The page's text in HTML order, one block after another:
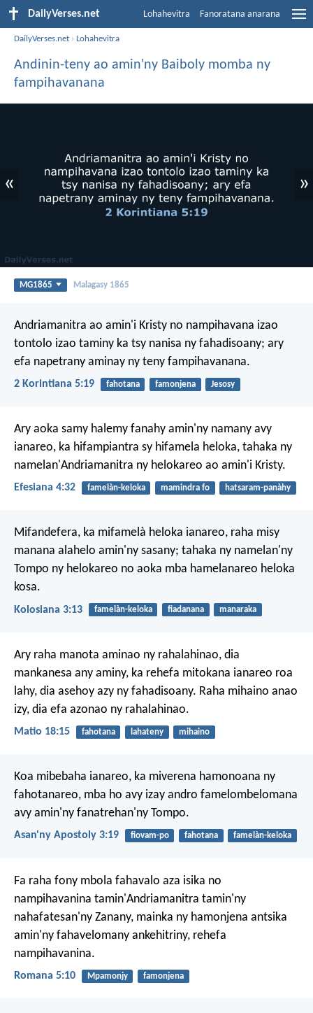
DailyVerses.net Lohahevitra Fanoratana anarana
DailyVerses.net ›Lohahevitra
Andinin-teny ao amin'ny Baiboly momba ny
fampihavanana
« »
MG1865 Malagasy 1865
Andriamanitra ao amin'i Kristy no nampihavana izao
tontolo izao taminy ka tsy nanisa ny fahadisoany; ary
efa napetrany aminay ny teny fampihavanana.
2 Korintiana 5:19 fahotana famonjena Jesosy
Ary aoka samy halemy fanahy amin'ny namany avy
ianareo, ka hifampiantra sy hifamela heloka, tahaka ny
namelan'Andriamanitra ny helokareo ao amin'i Kristy.
Efesiana 4:32 famelàn-keloka mamindra fo hatsaram-panàhy
Mifandefera, ka mifamelà heloka ianareo, raha misy
manana alahelo amin'ny sasany; tahaka ny namelan'ny
Tompo ny helokareo no aoka mba hamelanareo heloka
kosa.
Kolosiana 3:13 famelàn-keloka fiadanana manaraka
Ary raha manota aminao ny rahalahinao, dia
mankanesa any aminy, ka rehefa mitokana ianareo roa
lahy, dia asehoy azy ny fahadisoany. Raha mihaino anao
izy, dia efa azonao ny rahalahinao.
Matio 18:15 fahotana lahateny mihaino
Koa mibebaha ianareo, ka miverena hamonoana ny
fahotanareo, mba ho avy izay andro famelombelomana
avy amin'ny fanatrehan'ny Tompo.
Asan'ny Apostoly 3:19 fiovam-po fahotana famelàn-keloka
Fa raha fony mbola fahavalo aza isika no
nampihavanina tamin'Andriamanitra tamin'ny
nahafatesan'ny Zanany, mainka ny hamonjena antsika
amin'ny fahavelomany ankehitriny, rehefa
nampihavanina.
Romana 5:10 Mpamonjy famonjena